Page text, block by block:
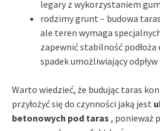
legary z wykorzystaniem
rodzimy grunt – budowa
ale teren wymaga
zapewnić stabilność
spadek umożliwiający
Warto wiedzieć, że budując taras
przyłożyć się do czynności jaką jest
betonowych pod taras , ponieważ